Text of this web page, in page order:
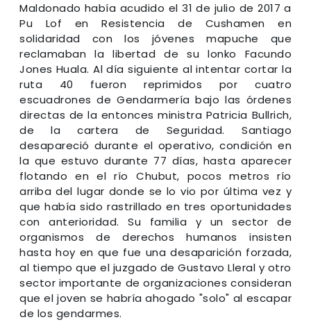
Maldonado había acudido el 31 de julio de 2017 a
Pu Lof en Resistencia de Cushamen en
solidaridad con los jóvenes mapuche que
reclamaban la libertad de su lonko Facundo
Jones Huala. Al día siguiente al intentar cortar la
ruta 40 fueron reprimidos por cuatro
escuadrones de Gendarmería bajo las órdenes
directas de la entonces ministra Patricia Bullrich,
de la cartera de Seguridad. Santiago
desapareció durante el operativo, condición en
la que estuvo durante 77 días, hasta aparecer
flotando en el río Chubut, pocos metros río
arriba del lugar donde se lo vio por última vez y
que había sido rastrillado en tres oportunidades
con anterioridad. Su familia y un sector de
organismos de derechos humanos insisten
hasta hoy en que fue una desaparición forzada,
al tiempo que el juzgado de Gustavo Lleral y otro
sector importante de organizaciones consideran
que el joven se habría ahogado "solo" al escapar
de los gendarmes.